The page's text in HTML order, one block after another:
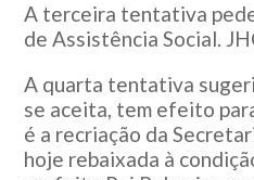
A terceira tentativa
de Assistência Social.
A quarta tentativa
se aceita, tem efeito
é a recriação da
hoje rebaixada à